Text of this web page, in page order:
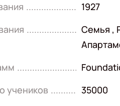
1927
Семья ,
учеников
35000